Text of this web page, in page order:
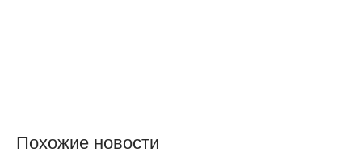
Похожие новости